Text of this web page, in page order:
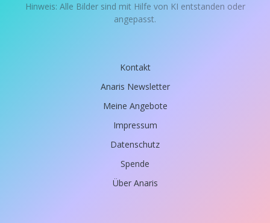
Hinweis: Alle Bilder sind mit Hilfe von KI entstanden oder
angepasst.
Kontakt
Anaris Newsletter
Meine Angebote
Impressum
Datenschutz
Spende
Über Anaris